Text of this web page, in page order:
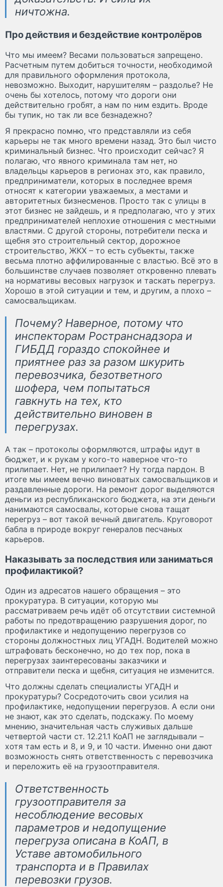
ничтожна.
Про действия и бездействие контролёров
Что мы имеем? Весами пользоваться запрещено.
Расчетным путем добиться точности, необходимой
для правильного оформления протокола,
невозможно. Выходит, нарушителям – раздолье? Не
очень бы хотелось, потому что дороги они
действительно гробят, а нам по ним ездить. Вроде
бы тупик, но так ли все безнадежно?
Я прекрасно помню, что представляли из себя
карьеры не так много времени назад. Это был чисто
криминальный бизнес. Что происходит сейчас? Я
полагаю, что явного криминала там нет, но
владельцы карьеров в регионах это, как правило,
предприниматели, которых в последнее время
относят к категории уважаемых, а местами и
авторитетных бизнесменов. Просто так с улицы в
этот бизнес не зайдешь, и я предполагаю, что у этих
предпринимателей неплохие отношения с местными
властями. С другой стороны, потребители песка и
щебня это строительный сектор, дорожное
строительство, ЖКХ – то есть субъекты, также
весьма плотно аффилированные с властью. Всё это в
большинстве случаев позволяет откровенно плевать
на нормативы весовых нагрузок и таскать перегруз.
Хорошо в этой ситуации и тем, и другим, а плохо –
самосвальщикам.
Почему? Наверное, потому что
инспекторам Ространснадзора и
ГИБДД гораздо спокойнее и
приятнее раз за разом шкурить
перевозчика, безответного
шофера, чем попытаться
гавкнуть на тех, кто
действительно виновен в
перегрузах.
А так – протоколы оформляются, штрафы идут в
бюджет, и к рукам у кого-то наверное что-то
прилипает. Нет, не прилипает? Ну тогда пардон. В
итоге мы имеем вечно виноватых самосвальщиков и
раздавленные дороги. На ремонт дорог выделяются
деньги из республиканского бюджета, на эти деньги
нанимаются самосвалы, которые снова тащат
перегруз – вот такой вечный двигатель. Круговорот
бабла в природе вокруг генералов песчаных
карьеров.
Наказывать за последствия или заниматься
профилактикой?
Один из адресатов нашего обращения – это
прокуратура. В ситуации, которую мы
рассматриваем речь идёт об отсутствии системной
работы по предотвращению разрушения дорог, по
профилактике и недопущению перегрузов со
стороны должностных лиц УГАДН. Водителей можно
штрафовать бесконечно, но до тех пор, пока в
перегрузах заинтересованы заказчики и
отправители песка и щебня, ситуация не изменится.
Что должны сделать специалисты УГАДН и
прокуратуры? Сосредоточить свои усилия на
профилактике, недопущении перегрузов. А если они
не знают, как это сделать, подскажу. По моему
мнению, значительная часть служивых дальше
четвертой части ст. 12.21.1 КоАП не заглядывали –
хотя там есть и 8, и 9, и 10 части. Именно они дают
возможность снять ответственность с перевозчика
и переложить её на грузоотправителя.
Ответственность
грузоотправителя за
несоблюдение весовых
параметров и недопущение
перегруза описана в КоАП, в
Уставе автомобильного
транспорта и в Правилах
перевозки грузов.